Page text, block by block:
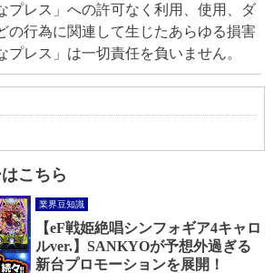
プレス」への許可なく利用、使用、ダ
の行為に関連して生じたあらゆる損害
プレス」は一切責任を負いません。
こちら
業界豆知識
【eF戦姫絶唱シンフォギア4キャロ
ルver.】SANKYOが予想外過ぎる
新台プロモーションを展開！